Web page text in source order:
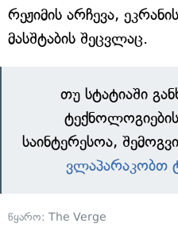
რეჟიმის არჩევა,
მასშტაბის შეცვლაც.
თუ სტატიაში
საინტერესოა,
ვლაპარაკობთ
წყარო: The Verge